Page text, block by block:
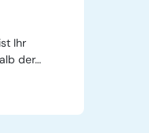
Ihr
der…